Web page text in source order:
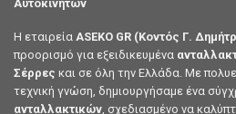
Συνδεθείτε για να δείτε τις